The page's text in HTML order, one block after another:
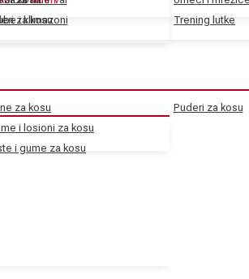
i klimazoni
za kosu
i losioni za kosu
i gume za kosu
Puderi za kosu
za kosu
Trening lutke